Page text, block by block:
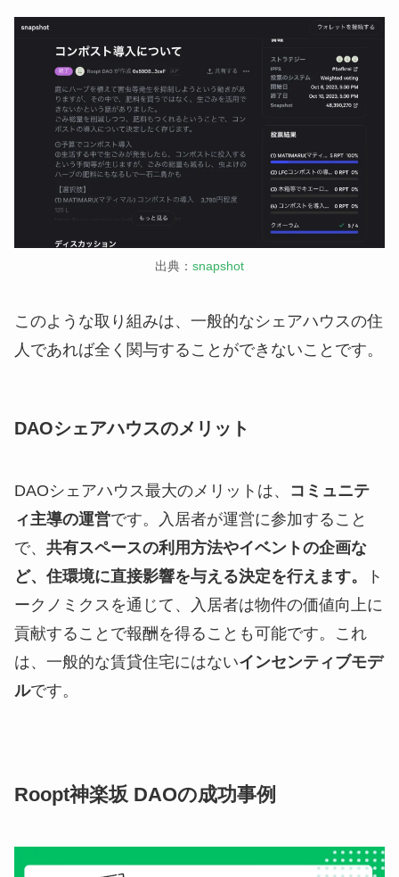
出典： snapshot
このような取り組みは、一般的なシェアハウスの住
人であれば全く関与することができないことです。
DAOシェアハウスのメリット
DAOシェアハウス最大のメリットは、 コミュニテ
ィ主導の運営です。入居者が運営に参加すること
で、 共有スペースの利用方法やイベントの企画な
ど、住環境に直接影響を与える決定を行えます。
ト
ークノミクスを通じて、入居者は物件の価値向上に
貢献することで報酬を得ることも可能です。これ
は、一般的な賃貸住宅にはないインセンティブモデ
ルです。
Roopt神楽坂 DAOの成功事例